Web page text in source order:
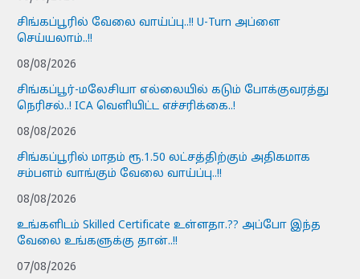
சிங்கப்பூரில் வேலை வாய்ப்பு..!! U-Turn அப்ளை
செய்யலாம்..!!
08/08/2026
சிங்கப்பூர்-மலேசியா எல்லையில் கடும் போக்குவரத்து
நெரிசல்..! ICA வெளியிட்ட எச்சரிக்கை..!
08/08/2026
சிங்கப்பூரில் மாதம் ரூ.1.50 லட்சத்திற்கும் அதிகமாக
சம்பளம் வாங்கும் வேலை வாய்ப்பு..!!
08/08/2026
உங்களிடம் Skilled Certificate உள்ளதா.?? அப்போ இந்த
வேலை உங்களுக்கு தான்..!!
07/08/2026